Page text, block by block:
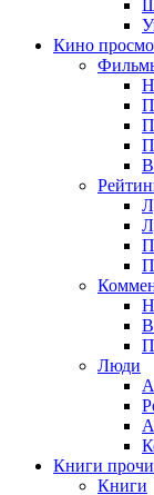
Кино
В
Люди
Книги
Книги